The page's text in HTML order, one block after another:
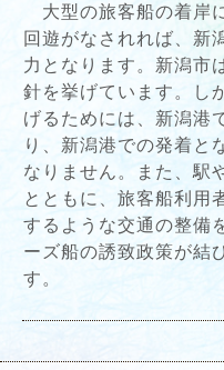
大型の旅客船の着岸
回遊がなされれば、新
力となります。新潟市
針を挙げています。し
げるためには、新潟港
り、新潟港での発着と
なりません。また、駅
とともに、旅客船利用
するような交通の整備
ーズ船の誘致政策が結
す。